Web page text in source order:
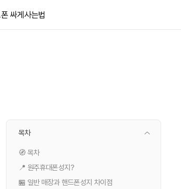
싸게사는법
목차
🧭 목차
📍 원주휴대폰성지?
🏪 일반 매장과 핸드폰성지 차이점